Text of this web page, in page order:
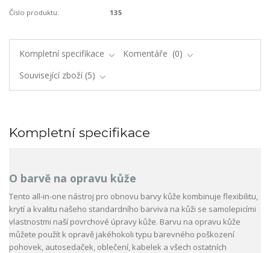
Číslo produktu: 135
Kompletní specifikace Komentáře
0
Související zboží 5
Kompletní specifikace
O barvě na opravu kůže
Tento all-in-one nástroj pro obnovu barvy kůže kombinuje flexibilitu,
krytí a kvalitu našeho standardního barviva na kůži se samolepicími
vlastnostmi naší povrchové úpravy kůže. Barvu na opravu kůže
můžete použít k opravě jakéhokoli typu barevného poškození
pohovek, autosedaček, oblečení, kabelek a všech ostatních